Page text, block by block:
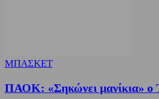
ΜΠΑΣΚΕΤ
ΠΑΟΚ: «Σηκώνει μανίκια» ο